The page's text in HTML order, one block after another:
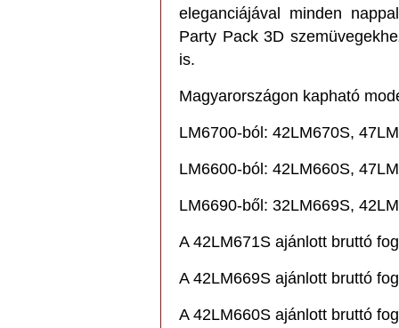
eleganciájával minden
Party Pack 3D
is.
Magyarországon kapható
LM6700-ból: 42LM670S,
LM6600-ból: 42LM660S,
LM6690-ből: 32LM669S,
A 42LM671S ajánlott bruttó
A 42LM669S ajánlott bruttó
A 42LM660S ajánlott bruttó